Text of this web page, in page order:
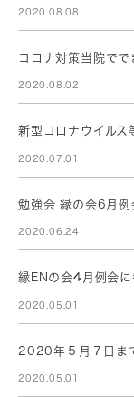
2020.08.08
コロナ対策当院でで
2020.08.02
新型コロナウイルス
2020.07.01
勉強会 縁の会6月例
2020.06.24
縁ENの会4月例会に
2020.05.01
2020年５月７日ま
2020.05.01